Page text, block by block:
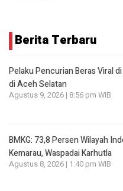
Berita Terbaru
Pelaku Pencurian Beras Viral
di Aceh Selatan
Agustus 9, 2026 | 8:56 pm WIB
BMKG: 73,8 Persen Wilayah
Kemarau, Waspadai Karhutla
Agustus 8, 2026 | 1:40 pm WIB